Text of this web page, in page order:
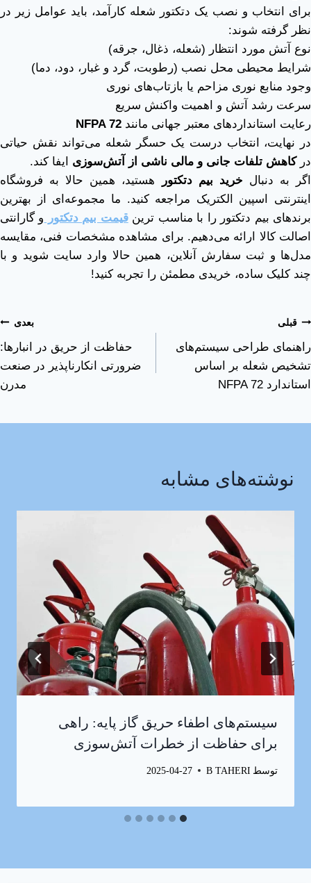
برای انتخاب و نصب یک دتکتور شعله کارآمد، باید عوامل زیر در
نظر گرفته شوند:
نوع آتش مورد انتظار (شعله، ذغال، جرقه)
شرایط محیطی محل نصب (رطوبت، گرد و غبار، دود، دما)
وجود منابع نوری مزاحم یا بازتاب‌های نوری
سرعت رشد آتش و اهمیت واکنش سریع
رعایت استانداردهای معتبر جهانی مانند NFPA 72
در نهایت، انتخاب درست یک حسگر شعله می‌تواند نقش حیاتی
درکاهش تلفات جانی و مالی ناشی از آتش‌سوزی ایفا کند.
اگر به دنبال خرید بیم دتکتور هستید، همین حالا به فروشگاه
اینترنتی اسپین الکتریک مراجعه کنید. ما مجموعه‌ای از بهترین
برندهای بیم دتکتور را با مناسب ترینقیمت بیم دتکتور و گارانتی
اصالت کالا ارائه می‌دهیم. برای مشاهده مشخصات فنی، مقایسه
مدل‌ها و ثبت سفارش آنلاین، همین حالا وارد سایت شوید و با
چند کلیک ساده، خریدی مطمئن را تجربه کنید!
قبلی
راهنمای طراحی سیستم‌های
تشخیص شعله بر اساس
استاندارد NFPA 72
بعدی
حفاظت از حریق در انبارها:
ضرورتی انکارناپذیر در صنعت
مدرن
نوشته‌های مشابه
سیستم‌های اطفاء حریق گاز پایه: راهی
برای حفاظت از خطرات آتش‌سوزی
توسط B TAHERI
2025-04-27